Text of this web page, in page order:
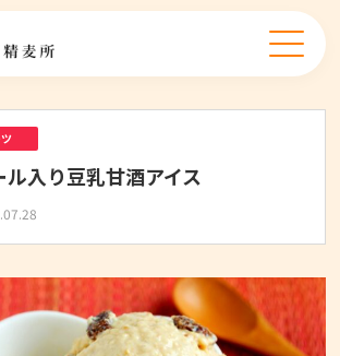
ル入り豆乳甘酒アイス